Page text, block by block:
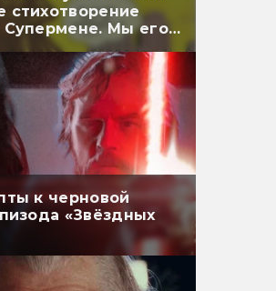
стихотворение
Супермене. Мы его
к черновой
«Звёздных